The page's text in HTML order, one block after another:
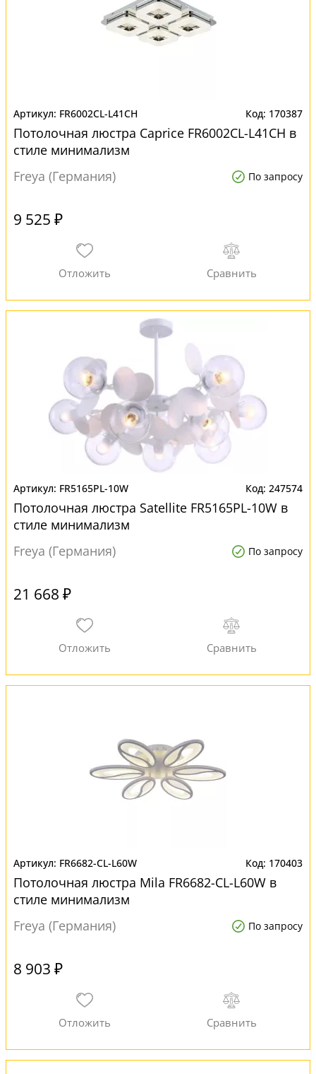
FR6002CL-L41CH 170387
Потолочная люстра Сaprice FR6002CL-L41CH в
стиле минимализм
Freya (Германия)
По запросу
9 525 ₽
FR5165PL-10W 247574
Потолочная люстра Satellite FR5165PL-10W в
стиле минимализм
Freya (Германия)
По запросу
21 668 ₽
FR6682-CL-L60W 170403
Потолочная люстра Mila FR6682-CL-L60W в
стиле минимализм
Freya (Германия)
По запросу
8 903 ₽